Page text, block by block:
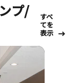
プ/
すべ
てを
表示